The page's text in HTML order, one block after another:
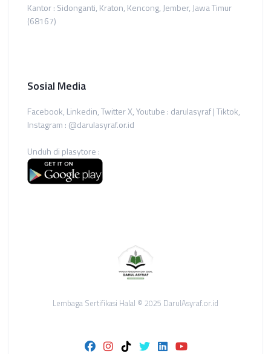
Kantor : Sidonganti, Kraton, Kencong, Jember, Jawa Timur
(68167)
Sosial Media
Facebook, Linkedin, Twitter X, Youtube : darulasyraf | Tiktok,
Instagram : @darulasyraf.or.id
Unduh di plasytore :
Lembaga Sertifikasi Halal © 2025 DarulAsyraf.or.id